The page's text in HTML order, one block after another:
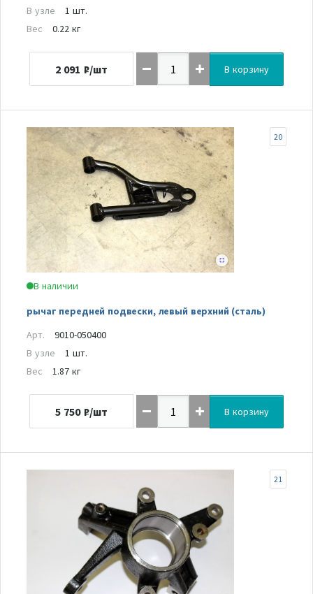
В узле
1 шт.
Вес
0.22 кг
2 091 ₽/шт В корзину
В наличии
рычаг передней подвески, левый верхний (сталь)
20
Арт.
9010-050400
В узле
1 шт.
Вес
1.87 кг
5 750 ₽/шт В корзину
21